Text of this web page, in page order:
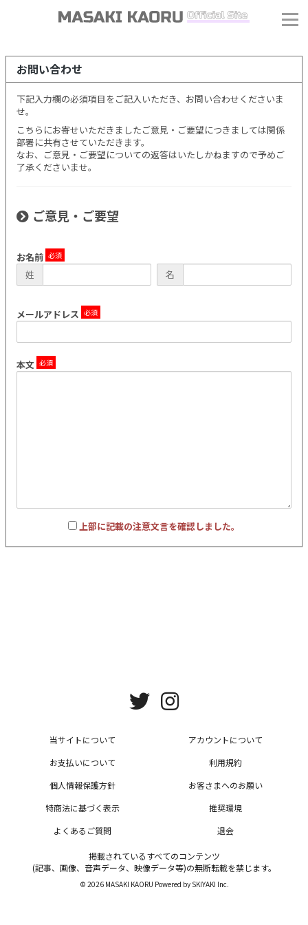
お問い合わせ
下記入力欄の必須項目をご記入いただき、お問い合わせくださいま
せ。
こちらにお寄せいただきましたご意見・ご要望につきましては関係
部署に共有させていただきます。
なお、ご意見・ご要望についての返答はいたしかねますので予めご
了承くださいませ。
ご意見・ご要望
お名前
姓
名
メールアドレス
本文
上部に記載の注意文言を確認しました。
当サイトについて
アカウントについて
お支払いについて
利用規約
個人情報保護方針
お客さまへのお願い
特商法に基づく表示
推奨環境
よくあるご質問
退会
掲載されているすべてのコンテンツ
(記事、画像、音声データ、映像データ等)の無断転載を禁じます。
© 2026 MASAKI KAORU Powered by SKIYAKI Inc.